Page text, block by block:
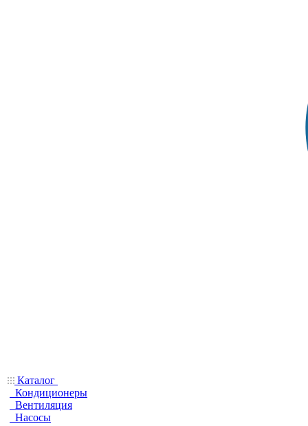
Каталог
Кондиционеры
Вентиляция
Насосы